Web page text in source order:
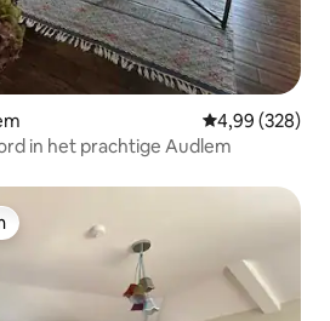
Gemiddelde
4,99 (328)
in het prachtige Audlem